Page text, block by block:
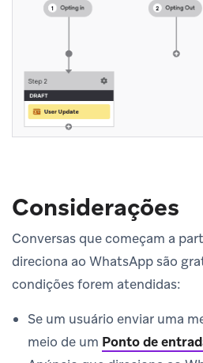
Considerações
Conversas que começam a
direciona ao WhatsApp são
condições forem atendidas:
Se um usuário enviar uma
meio de um Ponto de